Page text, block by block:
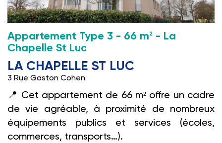
Appartement Type 3 - 66 m2
- La
Chapelle St Luc
LA CHAPELLE ST LUC
3 Rue Gaston Cohen
📍 Cet appartement de 66 m² offre un cadre
de vie agréable, à proximité de nombreux
équipements publics et services (écoles,
commerces, transports…).